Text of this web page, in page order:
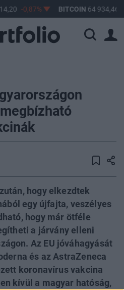
-0,87% BITCOIN64 934,46
hogy elkezdtek
egy újfajta, veszélyes
hogy már ötféle
a járvány elleni
Az EU jóváhagyását
és az AstraZeneca
koronavírus vakcina
kívül a magyar hatóság,